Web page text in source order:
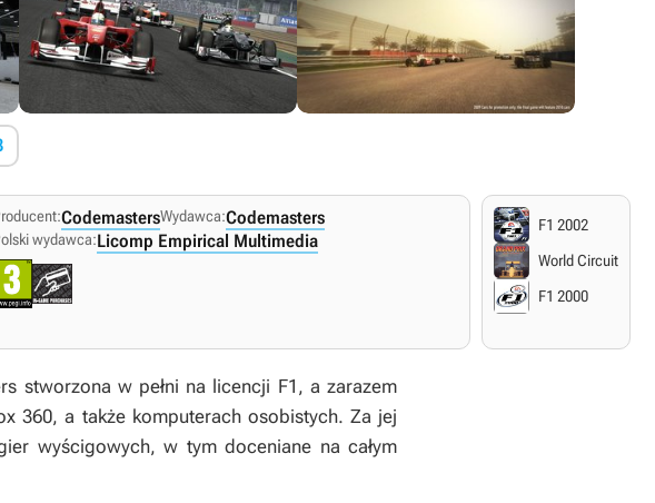
CodemastersWydawca:Codemasters
wydawca:Licomp Empirical Multimedia
F1 2002
World Circuit
F1 2000
stworzona w pełni na licencji F1, a zarazem
360, a także komputerach osobistych. Za jej
wyścigowych, w tym doceniane na całym